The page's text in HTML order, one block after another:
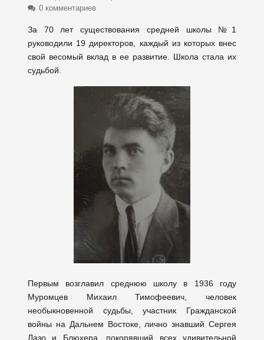
0 комментариев
За 70 лет существования средней школы №1
руководили 19 директоров, каждый из которых внес
свой весомый вклад в ее развитие. Школа стала их
судьбой.
Первым возглавил среднюю школу в 1936 году
Муромцев Михаил Тимофеевич, человек
необыкновенной судьбы, участник Гражданской
войны на Дальнем Востоке, лично знавший Сергея
Лазо и Блюхера, покорявший всех удивительной